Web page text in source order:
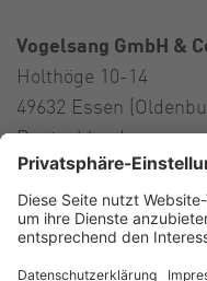
Vogelsang GmbH &
Holthöge 10-14
49632 Essen
Deutschland
Kontakt
Tel.:+49 5434 83 0